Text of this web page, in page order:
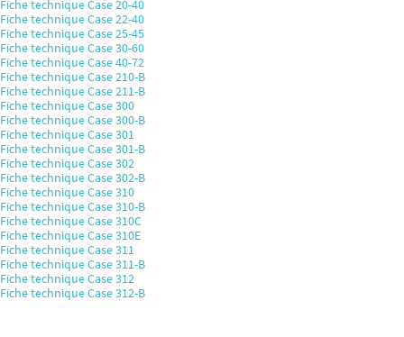
Fiche technique Case 20-40
Fiche technique Case 22-40
Fiche technique Case 25-45
Fiche technique Case 30-60
Fiche technique Case 40-72
Fiche technique Case 210-B
Fiche technique Case 211-B
Fiche technique Case 300
Fiche technique Case 300-B
Fiche technique Case 301
Fiche technique Case 301-B
Fiche technique Case 302
Fiche technique Case 302-B
Fiche technique Case 310
Fiche technique Case 310-B
Fiche technique Case 310C
Fiche technique Case 310E
Fiche technique Case 311
Fiche technique Case 311-B
Fiche technique Case 312
Fiche technique Case 312-B